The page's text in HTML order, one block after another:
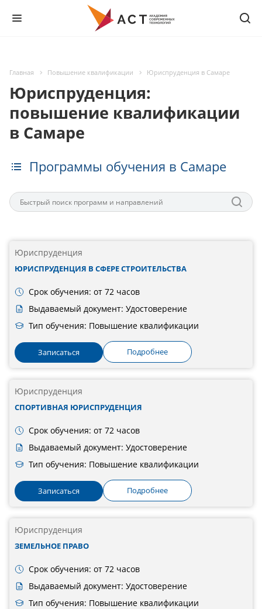
Главная Повышение квалификации Юриспруденция в Самаре
Юриспруденция:
повышение квалификации
в Самаре
Программы обучения в Самаре
Юриспруденция
ЮРИСПРУДЕНЦИЯ В СФЕРЕ СТРОИТЕЛЬСТВА
Срок обучения: от 72 часов
Выдаваемый документ: Удостоверение
Тип обучения: Повышение квалификации
Записаться Подробнее
Юриспруденция
СПОРТИВНАЯ ЮРИСПРУДЕНЦИЯ
Срок обучения: от 72 часов
Выдаваемый документ: Удостоверение
Тип обучения: Повышение квалификации
Записаться Подробнее
Юриспруденция
ЗЕМЕЛЬНОЕ ПРАВО
Срок обучения: от 72 часов
Выдаваемый документ: Удостоверение
Тип обучения: Повышение квалификации